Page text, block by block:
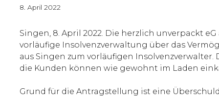
8. April 2022
Singen, 8. April 2022. Die herzlich unverpackt
vorläufige Insolvenzverwaltung über das
aus Singen zum vorläufigen
die Kunden können wie gewohnt im Laden
Grund für die Antragstellung ist eine